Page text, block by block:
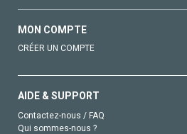
MON COMPTE
CRÉER UN COMPTE
AIDE & SUPPORT
Contactez-nous / FAQ
Qui sommes-nous ?